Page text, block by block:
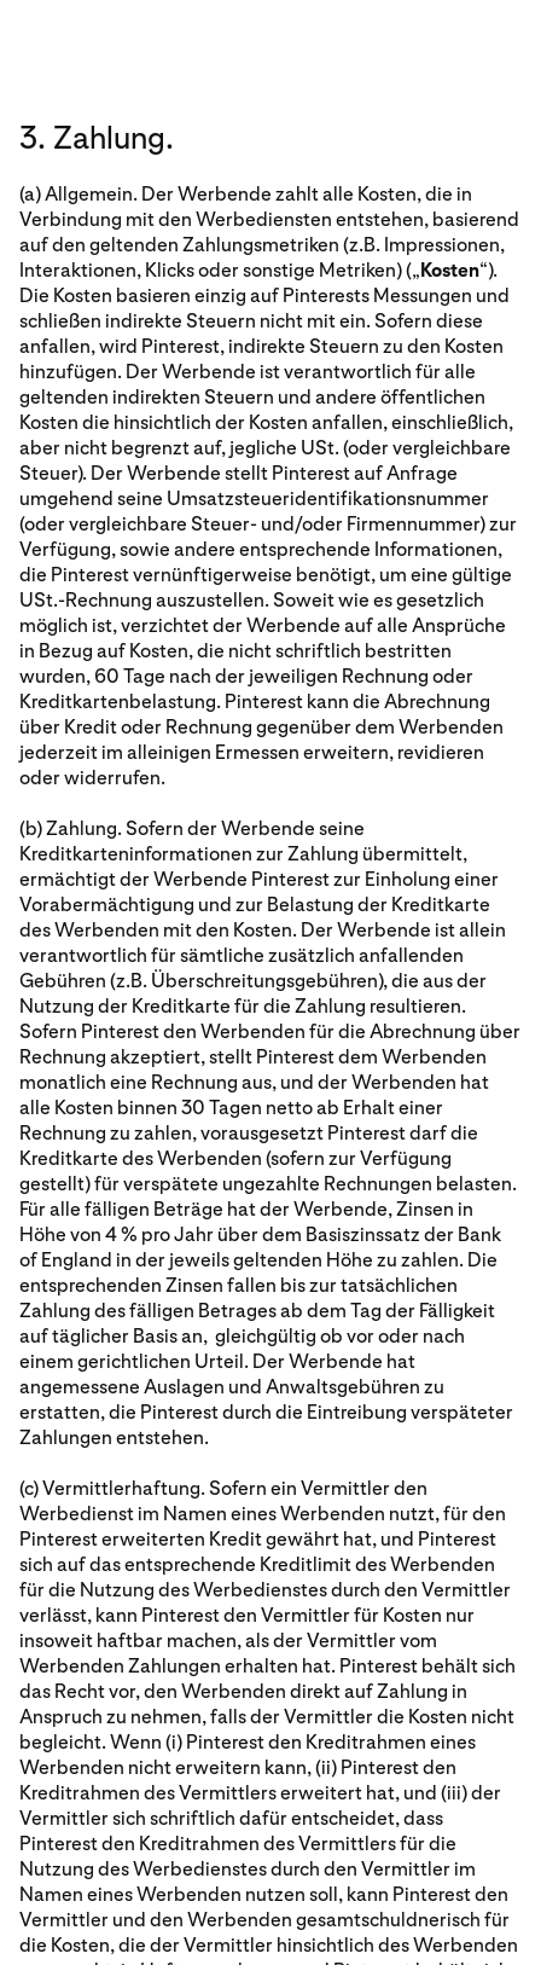
3. Zahlung.
(a) Allgemein. Der Werbende zahlt alle Kosten, die in
Verbindung mit den Werbediensten entstehen, basierend
auf den geltenden Zahlungsmetriken (z.B. Impressionen,
Interaktionen, Klicks oder sonstige Metriken) („Kosten“).
Die Kosten basieren einzig auf Pinterests Messungen und
schließen indirekte Steuern nicht mit ein. Sofern diese
anfallen, wird Pinterest, indirekte Steuern zu den Kosten
hinzufügen. Der Werbende ist verantwortlich für alle
geltenden indirekten Steuern und andere öffentlichen
Kosten die hinsichtlich der Kosten anfallen, einschließlich,
aber nicht begrenzt auf, jegliche USt. (oder vergleichbare
Steuer). Der Werbende stellt Pinterest auf Anfrage
umgehend seine Umsatzsteueridentifikationsnummer
(oder vergleichbare Steuer- und/oder Firmennummer) zur
Verfügung, sowie andere entsprechende Informationen,
die Pinterest vernünftigerweise benötigt, um eine gültige
USt.-Rechnung auszustellen. Soweit wie es gesetzlich
möglich ist, verzichtet der Werbende auf alle Ansprüche
in Bezug auf Kosten, die nicht schriftlich bestritten
wurden, 60 Tage nach der jeweiligen Rechnung oder
Kreditkartenbelastung. Pinterest kann die Abrechnung
über Kredit oder Rechnung gegenüber dem Werbenden
jederzeit im alleinigen Ermessen erweitern, revidieren
oder widerrufen.
(b) Zahlung. Sofern der Werbende seine
Kreditkarteninformationen zur Zahlung übermittelt,
ermächtigt der Werbende Pinterest zur Einholung einer
Vorabermächtigung und zur Belastung der Kreditkarte
des Werbenden mit den Kosten. Der Werbende ist allein
verantwortlich für sämtliche zusätzlich anfallenden
Gebühren (z.B. Überschreitungsgebühren), die aus der
Nutzung der Kreditkarte für die Zahlung resultieren.
Sofern Pinterest den Werbenden für die Abrechnung über
Rechnung akzeptiert, stellt Pinterest dem Werbenden
monatlich eine Rechnung aus, und der Werbenden hat
alle Kosten binnen 30 Tagen netto ab Erhalt einer
Rechnung zu zahlen, vorausgesetzt Pinterest darf die
Kreditkarte des Werbenden (sofern zur Verfügung
gestellt) für verspätete ungezahlte Rechnungen belasten.
Für alle fälligen Beträge hat der Werbende, Zinsen in
Höhe von 4 % pro Jahr über dem Basiszinssatz der Bank
of England in der jeweils geltenden Höhe zu zahlen. Die
entsprechenden Zinsen fallen bis zur tatsächlichen
Zahlung des fälligen Betrages ab dem Tag der Fälligkeit
auf täglicher Basis an, gleichgültig ob vor oder nach
einem gerichtlichen Urteil. Der Werbende hat
angemessene Auslagen und Anwaltsgebühren zu
erstatten, die Pinterest durch die Eintreibung verspäteter
Zahlungen entstehen.
(c) Vermittlerhaftung. Sofern ein Vermittler den
Werbedienst im Namen eines Werbenden nutzt, für den
Pinterest erweiterten Kredit gewährt hat, und Pinterest
sich auf das entsprechende Kreditlimit des Werbenden
für die Nutzung des Werbedienstes durch den Vermittler
verlässt, kann Pinterest den Vermittler für Kosten nur
insoweit haftbar machen, als der Vermittler vom
Werbenden Zahlungen erhalten hat. Pinterest behält sich
das Recht vor, den Werbenden direkt auf Zahlung in
Anspruch zu nehmen, falls der Vermittler die Kosten nicht
begleicht. Wenn (i) Pinterest den Kreditrahmen eines
Werbenden nicht erweitern kann, (ii) Pinterest den
Kreditrahmen des Vermittlers erweitert hat, und (iii) der
Vermittler sich schriftlich dafür entscheidet, dass
Pinterest den Kreditrahmen des Vermittlers für die
Nutzung des Werbedienstes durch den Vermittler im
Namen eines Werbenden nutzen soll, kann Pinterest den
Vermittler und den Werbenden gesamtschuldnerisch für
die Kosten, die der Vermittler hinsichtlich des Werbenden